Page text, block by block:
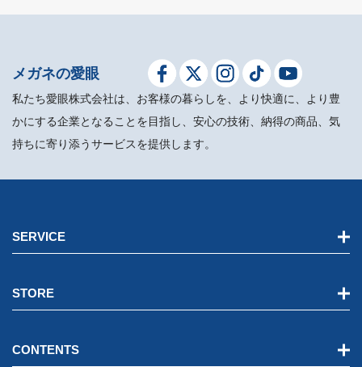
メガネの愛眼
私たち愛眼株式会社は、お客様の暮らしを、より快適に、より豊
かにする企業となることを目指し、安心の技術、納得の商品、気
持ちに寄り添うサービスを提供します。
SERVICE
STORE
CONTENTS